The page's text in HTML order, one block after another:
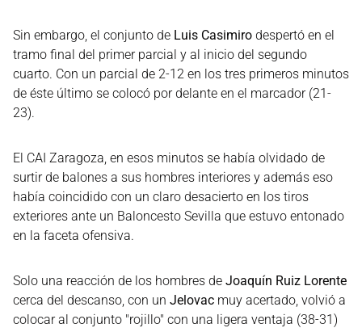
Sin embargo, el conjunto de Luis Casimiro despertó en el
tramo final del primer parcial y al inicio del segundo
cuarto. Con un parcial de 2-12 en los tres primeros minutos
de éste último se colocó por delante en el marcador (21-
23).
El CAI Zaragoza, en esos minutos se había olvidado de
surtir de balones a sus hombres interiores y además eso
había coincidido con un claro desacierto en los tiros
exteriores ante un Baloncesto Sevilla que estuvo entonado
en la faceta ofensiva.
Solo una reacción de los hombres de Joaquín Ruiz Lorente
cerca del descanso, con un Jelovac muy acertado, volvió a
colocar al conjunto "rojillo" con una ligera ventaja (38-31)